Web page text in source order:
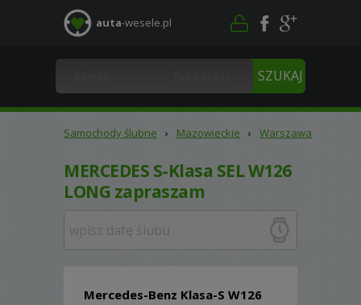
auta-wesele.pl
Samochody ślubne › Mazowieckie › Warszawa
MERCEDES S-Klasa SEL W126
LONG zapraszam
Mercedes-Benz Klasa-S W126